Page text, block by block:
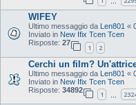
WIFEY
Ultimo messaggio da Len801 «
Inviato in New Ifix Tcen Tcen
Risposte: 27
1 2
Cerchi un film?
Ultimo messaggio da Len801 «
Inviato in New Ifix Tcen Tcen
Risposte: 34892
1